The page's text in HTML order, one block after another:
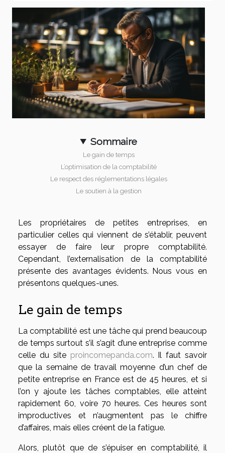
Sommaire
Le gain de temps
L’optimisation de la comptabilité
Le respect des réglementations légales
Le soutien à la gestion
Les propriétaires de petites entreprises, en
particulier celles qui viennent de s’établir, peuvent
essayer de faire leur propre comptabilité.
Cependant, l’externalisation de la comptabilité
présente des avantages évidents. Nous vous en
présentons quelques-unes.
Le gain de temps
La comptabilité est une tâche qui prend beaucoup
de temps surtout s’il s’agit d’une entreprise comme
celle du site proincomepanda.com. Il faut savoir
que la semaine de travail moyenne d’un chef de
petite entreprise en France est de 45 heures, et si
l’on y ajoute les tâches comptables, elle atteint
rapidement 60, voire 70 heures. Ces heures sont
improductives et n’augmentent pas le chiffre
d’affaires, mais elles créent de la fatigue.
Alors, plutôt que de s’épuiser en comptabilité, il